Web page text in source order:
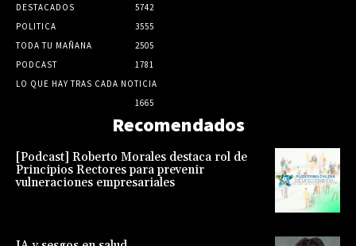
DESTACADOS
5742
POLITICA
3555
TODA TU MAÑANA
2505
PODCAST
1781
LO QUE HAY TRAS CADA NOTICIA
1665
Recomendados
[Podcast] Roberto Morales destaca rol de
Principios Rectores para prevenir
vulneraciones empresariales